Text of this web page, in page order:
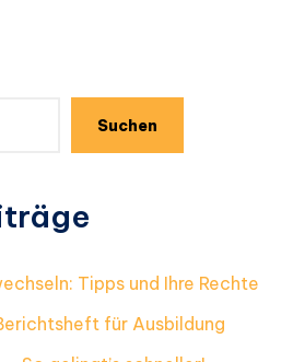
Suchen
Tipps und Ihre Rechte
für Ausbildung